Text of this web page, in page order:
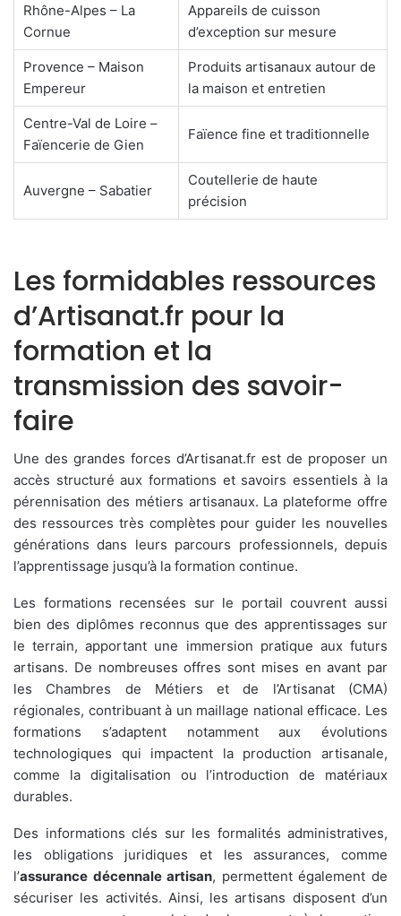
Rhône-Alpes – La
Cornue
Appareils de cuisson
d’exception sur mesure
Provence – Maison
Empereur
Produits artisanaux autour de
la maison et entretien
Centre-Val de Loire –
Faïencerie de Gien
Faïence fine et traditionnelle
Auvergne – Sabatier
Coutellerie de haute
précision
Les formidables ressources
d’Artisanat.fr pour la
formation et la
transmission des savoir-
faire
Une des grandes forces d’Artisanat.fr est de proposer un
accès structuré aux formations et savoirs essentiels à la
pérennisation des métiers artisanaux. La plateforme offre
des ressources très complètes pour guider les nouvelles
générations dans leurs parcours professionnels, depuis
l’apprentissage jusqu’à la formation continue.
Les formations recensées sur le portail couvrent aussi
bien des diplômes reconnus que des apprentissages sur
le terrain, apportant une immersion pratique aux futurs
artisans. De nombreuses offres sont mises en avant par
les Chambres de Métiers et de l’Artisanat (CMA)
régionales, contribuant à un maillage national efficace. Les
formations s’adaptent notamment aux évolutions
technologiques qui impactent la production artisanale,
comme la digitalisation ou l’introduction de matériaux
durables.
Des informations clés sur les formalités administratives,
les obligations juridiques et les assurances, comme
l’assurance décennale artisan, permettent également de
sécuriser les activités. Ainsi, les artisans disposent d’un